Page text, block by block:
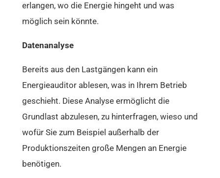
erlangen, wo die Energie hingeht und was
möglich sein könnte.
Datenanalyse
Bereits aus den Lastgängen kann ein
Energieauditor ablesen, was in Ihrem Betrieb
geschieht. Diese Analyse ermöglicht die
Grundlast abzulesen, zu hinterfragen, wieso und
wofür Sie zum Beispiel außerhalb der
Produktionszeiten große Mengen an Energie
benötigen.